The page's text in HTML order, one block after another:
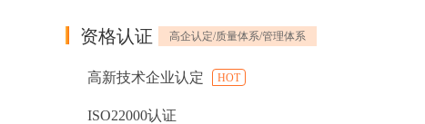
资格认证 高企认定/质量体系/管理体系
高新技术企业认定 HOT
ISO22000认证